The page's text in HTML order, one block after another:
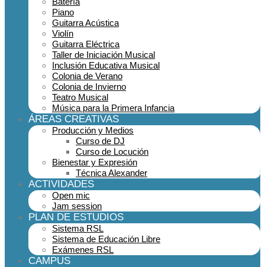
Piano
Guitarra Acústica
Violín
Guitarra Eléctrica
Taller de Iniciación Musical
Inclusión Educativa Musical
Colonia de Verano
Colonia de Invierno
Teatro Musical
Música para la Primera Infancia
ÁREAS CREATIVAS
Producción y Medios
Curso de DJ
Curso de Locución
Bienestar y Expresión
Técnica Alexander
ACTIVIDADES
Open mic
Jam session
PLAN DE ESTUDIOS
Sistema RSL
Sistema de Educación Libre
Exámenes RSL
CAMPUS